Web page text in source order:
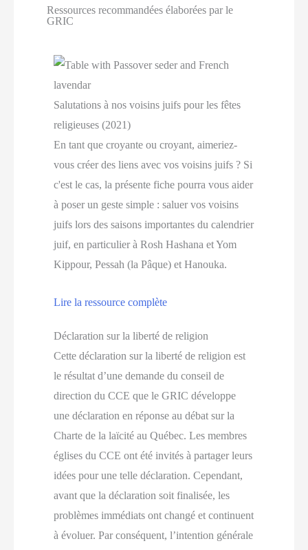
Ressources recommandées élaborées par le
GRIC
Salutations à nos voisins juifs pour les fêtes
religieuses (2021)
En tant que croyante ou croyant, aimeriez-
vous créer des liens avec vos voisins juifs ? Si
c'est le cas, la présente fiche pourra vous aider
à poser un geste simple : saluer vos voisins
juifs lors des saisons importantes du calendrier
juif, en particulier à Rosh Hashana et Yom
Kippour, Pessah (la Pâque) et Hanouka.
Lire la ressource complète
Déclaration sur la liberté de religion
Cette déclaration sur la liberté de religion est
le résultat d’une demande du conseil de
direction du CCE que le GRIC développe
une déclaration en réponse au débat sur la
Charte de la laïcité au Québec. Les membres
églises du CCE ont été invités à partager leurs
idées pour une telle déclaration. Cependant,
avant que la déclaration soit finalisée, les
problèmes immédiats ont changé et continuent
à évoluer. Par conséquent, l’intention générale